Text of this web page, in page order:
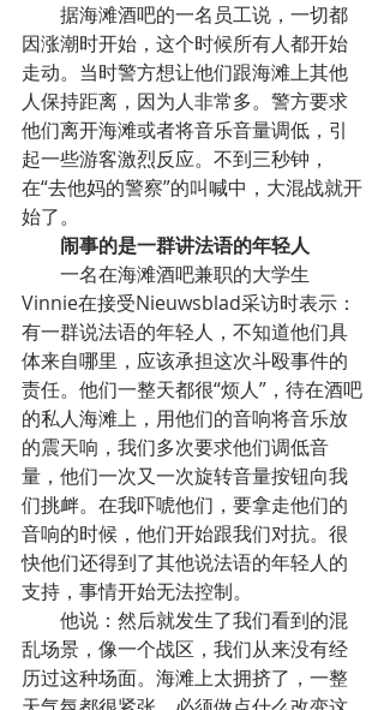
据海滩酒吧的一名员工说，一切都
因涨潮时开始，这个时候所有人都开始
走动。当时警方想让他们跟海滩上其他
人保持距离，因为人非常多。警方要求
他们离开海滩或者将音乐音量调低，引
起一些游客激烈反应。不到三秒钟，
在“去他妈的警察”的叫喊中，大混战就开
始了。
闹事的是一群讲法语的年轻人
一名在海滩酒吧兼职的大学生
Vinnie在接受Nieuwsblad采访时表示：
有一群说法语的年轻人，不知道他们具
体来自哪里，应该承担这次斗殴事件的
责任。他们一整天都很“烦人”，待在酒吧
的私人海滩上，用他们的音响将音乐放
的震天响，我们多次要求他们调低音
量，他们一次又一次旋转音量按钮向我
们挑衅。在我吓唬他们，要拿走他们的
音响的时候，他们开始跟我们对抗。很
快他们还得到了其他说法语的年轻人的
支持，事情开始无法控制。
他说：然后就发生了我们看到的混
乱场景，像一个战区，我们从来没有经
历过这种场面。海滩上太拥挤了，一整